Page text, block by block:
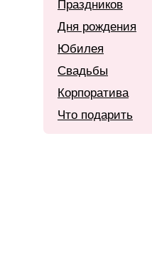
Праздников
Дня рождения
Юбилея
Свадьбы
Корпоратива
Что подарить